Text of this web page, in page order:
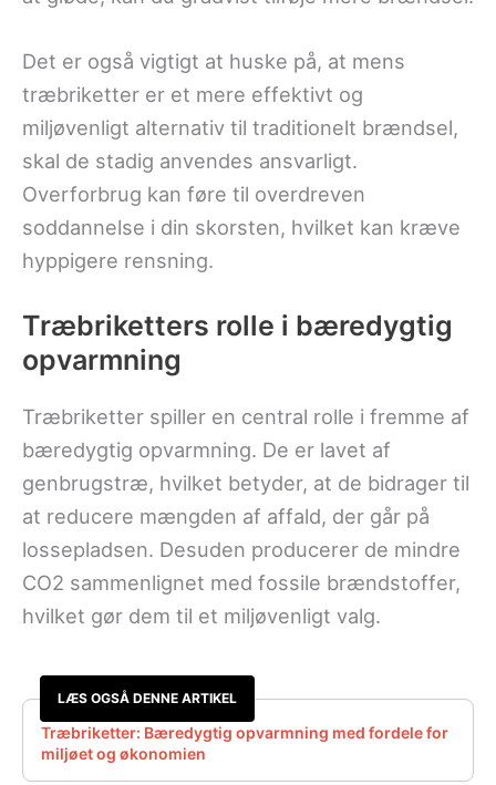
Det er også vigtigt at huske på, at mens
træbriketter er et mere effektivt og
miljøvenligt alternativ til traditionelt brændsel,
skal de stadig anvendes ansvarligt.
Overforbrug kan føre til overdreven
soddannelse i din skorsten, hvilket kan kræve
hyppigere rensning.
Træbriketters rolle i bæredygtig
opvarmning
Træbriketter spiller en central rolle i fremme af
bæredygtig opvarmning. De er lavet af
genbrugstræ, hvilket betyder, at de bidrager til
at reducere mængden af affald, der går på
lossepladsen. Desuden producerer de mindre
CO2 sammenlignet med fossile brændstoffer,
hvilket gør dem til et miljøvenligt valg.
LÆS OGSÅ DENNE ARTIKEL
Træbriketter: Bæredygtig opvarmning med fordele for
miljøet og økonomien